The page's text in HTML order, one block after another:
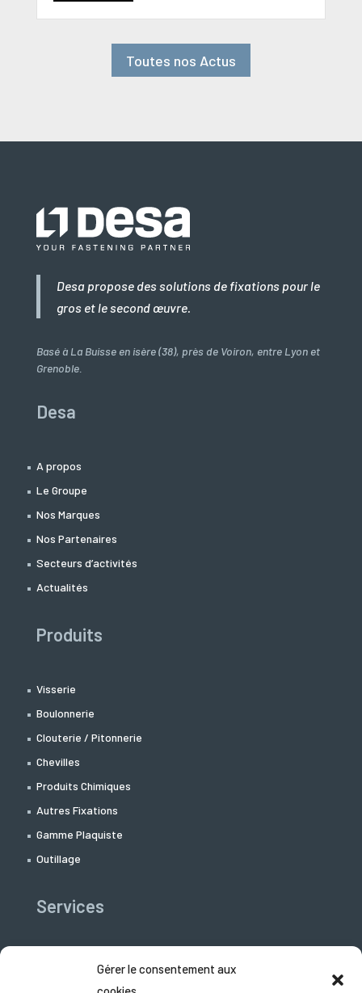
Gérer le consentement aux
Toutes nos Actus
Desa propose des solutions de fixations pour le
gros et le second œuvre.
Basé à La Buisse en isère (38), près de Voiron, entre Lyon et
Grenoble.
Desa
A propos
Le Groupe
Nos Marques
Nos Partenaires
Secteurs d’activités
Actualités
Produits
Visserie
Boulonnerie
Clouterie / Pitonnerie
Chevilles
Produits Chimiques
Autres Fixations
Gamme Plaquiste
Outillage
Services
Support Technico-commercial